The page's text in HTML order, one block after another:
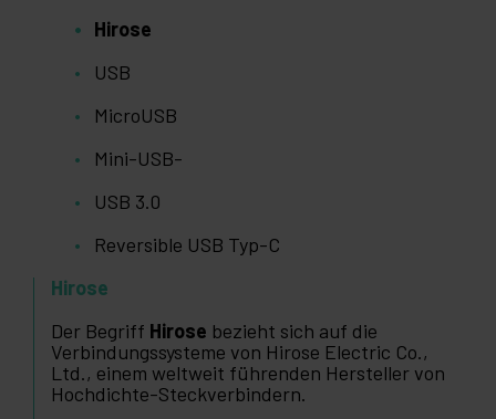
Hirose
USB
MicroUSB
Mini-USB-
USB 3.0
Reversible USB Typ-C
Hirose
Der Begriff Hirose bezieht sich auf die
Verbindungssysteme von Hirose Electric Co.,
Ltd., einem weltweit führenden Hersteller von
Hochdichte-Steckverbindern.